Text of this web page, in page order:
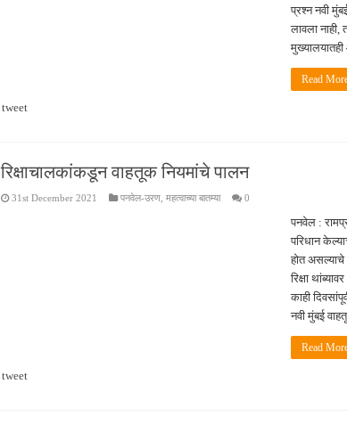
प्रश्न नवी
लावला
Read
tweet
रिक्षाचालकांकडून वाहतूक नियमांचे पालन
31st December 2021 पनवेल-उरण महत्वाच्या बातम्या 0
पनवेल :
परिधान
होत असल्याचे
रिक्षा
काही
नवी मुंबई
Read
tweet